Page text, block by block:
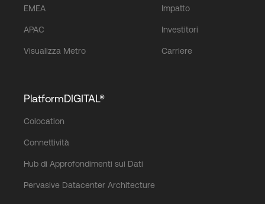
EMEA
APAC
Visualizza Metro
Impatto
Investitori
Carriere
PlatformDIGITAL®
Colocation
Connettività
Hub di Approfondimenti sui Dati
Pervasive Datacenter Architecture